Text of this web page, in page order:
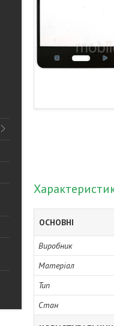
ОСНОВНІ
Виробник
Матеріал
Тип
Стан